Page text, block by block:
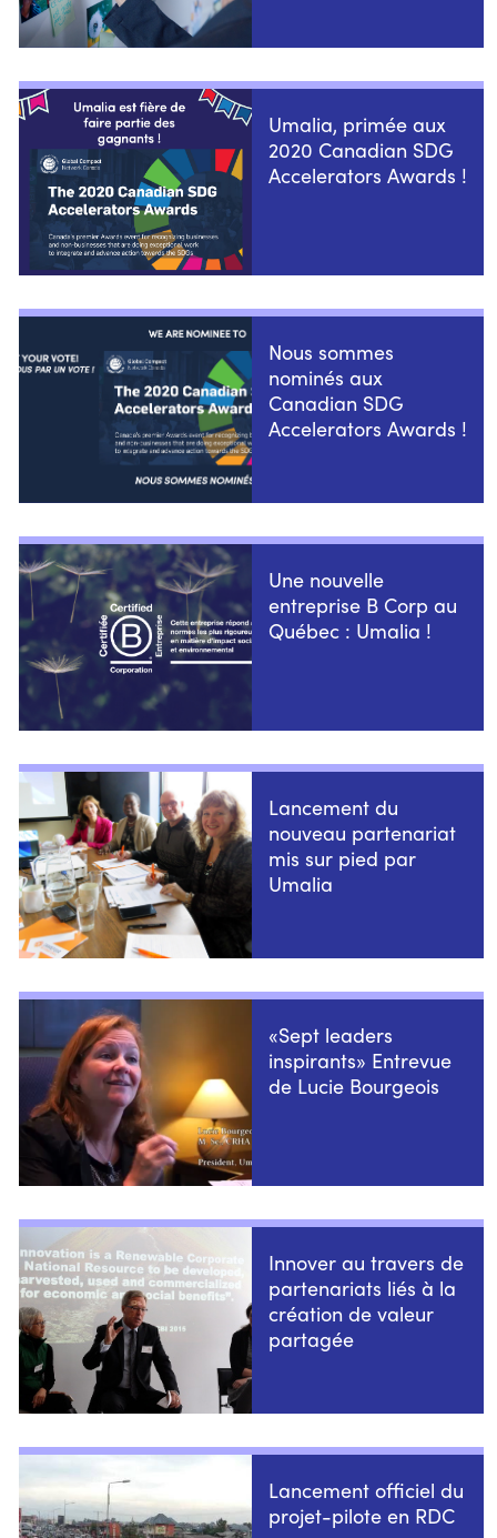
Umalia, primée aux
2020 Canadian SDG
Accelerators Awards !
Nous sommes
nominés aux
Canadian SDG
Accelerators Awards !
Une nouvelle
entreprise B Corp au
Québec : Umalia !
Lancement du
nouveau partenariat
mis sur pied par
Umalia
«Sept leaders
inspirants» Entrevue
de Lucie Bourgeois
Innover au travers de
partenariats liés à la
création de valeur
partagée
Lancement officiel du
projet-pilote en RDC